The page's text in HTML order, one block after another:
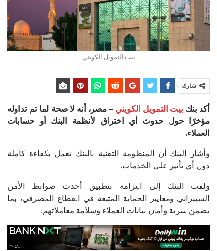
بيت التمويل الكويتي
شارك
أكد بنك بيت التمويل الكويتي – مصر، أنه لا صحة لما تم تداوله
مؤخرًا حول حدوث أي اختراق لأنظمة البنك أو حسابات
العملاء.
وأشار البنك أن المنظومة التقنية بالبنك تعمل بكفاءة كاملة
دون أي تأثير على الخدمات.
ولفت البنك إلى التزامه بتطبيق أحدث ضوابط الأمن
السيبراني ومعايير الحماية المتبعة في القطاع المصرفي، بما
يضمن سرية وأمان بيانات العملاء وسلامة معاملاتهم.